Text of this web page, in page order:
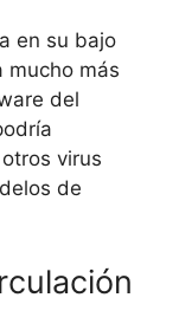
en su bajo
mucho más
del
virus
de